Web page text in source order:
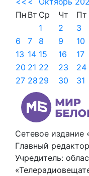
Пн Вт Ср Чт Пт
1
2 3
6
7 8 9 10
13 14 15 16 17
20 21 22 23 24
27 28 29 30 31
Сетевое издание
Главный
Учредитель: